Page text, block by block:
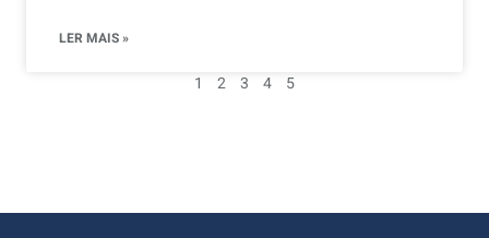
LER MAIS »
1 2 3 4 5